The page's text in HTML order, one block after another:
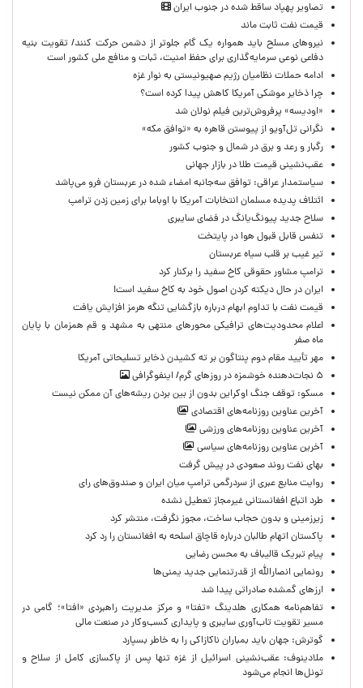
تصاویر پهپاد ساقط شده در جنوب ایران
قیمت نفت ثابت ماند
نیروهای مسلح باید همواره یک گام جلوتر از دشمن حرکت کنند/ تقویت بنیه
دفاعی نوعی سرمایه‌گذاری برای حفظ امنیت، ثبات و منافع ملی کشور است
ادامه حملات نظامیان رژیم صهیونیستی به نوار غزه
چرا ذخایر موشکی آمریکا کاهش پیدا کرده است؟
«اودیسه» پرفروش‌ترین فیلم نولان شد
نگرانی تل‌آویو از پیوستن قاهره به «توافق مکه»
رگبار و رعد و برق در شمال و جنوب کشور
عقب‌نشینی قیمت طلا در بازار جهانی
سیاستمدار عراقی: توافق سه‌جانبه امضاء شده در عربستان فرو می‌پاشد
ائتلاف پدیده مسلمان انتخابات آمریکا با اوباما برای زمین زدن ترامپ
سلاح جدید پیونگ‌یانگ در فضای سایبری
تنفس قابل قبول هوا در پایتخت
تیر غیب بر قلب سیاه عربستان
ترامپ مشاور حقوقی کاخ سفید را برکنار کرد
ایران در حال دیکته کردن اصول خود به کاخ سفید است!
قیمت نفت با تداوم ابهام درباره بازگشایی تنگه هرمز افزایش یافت
اعلام محدودیت‌های ترافیکی محورهای منتهی به مشهد و قم همزمان با پایان
ماه صفر
مهر تأیید مقام دوم پنتاگون بر ته کشیدن ذخایر تسلیحاتی آمریکا
۵ نجات‌دهنده خوشمزه در روزهای گرم/ اینفوگرافی
مسکو: توقف جنگ اوکراین بدون از بین بردن ریشه‌های آن ممکن نیست
آخرین عناوین روزنامه‌های اقتصادی
آخرین عناوین روزنامه‌های ورزشی
آخرین عناوین روزنامه‌های سیاسی
بهای نفت روند صعودی در پیش گرفت
روایت منابع عبری از سردرگمی ترامپ میان ایران و صندوق‌های رای
طرد اتباع افغانستانی غیرمجاز تعطیل نشده
زیرزمینی و بدون حجاب ساخت، مجوز نگرفت، منتشر کرد
پاکستان اتهام طالبان درباره قاچاق اسلحه به افغانستان را رد کرد
پیام تبریک قالیباف به محسن رضایی
رونمایی انصارالله از قدرتنمایی جدید یمنی‌ها
ارزهای گمشده صادراتی پیدا شد
تفاهم‌نامه همکاری هلدینگ «تفتا» و مرکز مدیریت راهبردی «افتا»؛ گامی در
مسیر تقویت تاب‌آوری سایبری و پایداری کسب‌وکار در صنعت مالی
گوترش: جهان باید بمباران ناکازاکی را به‌ خاطر بسپارد
ملادینوف: عقب‌نشینی اسرائیل از غزه تنها پس از پاکسازی کامل از سلاح و
تونل‌ها انجام می‌شود